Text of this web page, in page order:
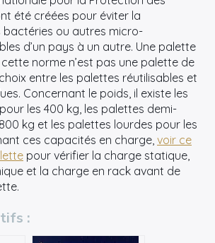
été créées pour éviter la
ou autres micro-
d’un pays à un autre. Une palette
norme n’est pas une palette de
entre les palettes réutilisables et
Concernant le poids, il existe les
les 400 kg, les palettes demi-
kg et les palettes lourdes pour les
ces capacités en charge, voir ce
pour vérifier la charge statique,
et la charge en rack avant de
: